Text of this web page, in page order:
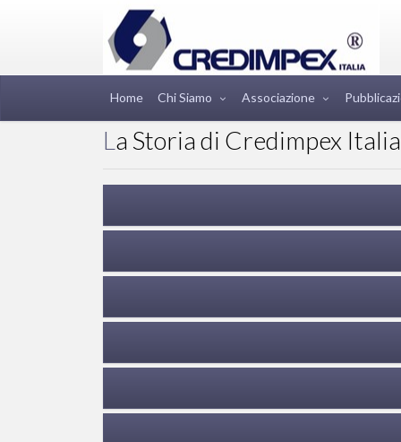
Home Chi Siamo Associazione
La Storia di Credimpex Italia